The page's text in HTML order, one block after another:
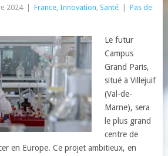
2024 France, Innovation, Santé
Pas de
Le futur
Campus
Grand Paris,
situé à Villejuif
(Val-de-
Marne), sera
le plus grand
centre de
en Europe. Ce projet ambitieux, en